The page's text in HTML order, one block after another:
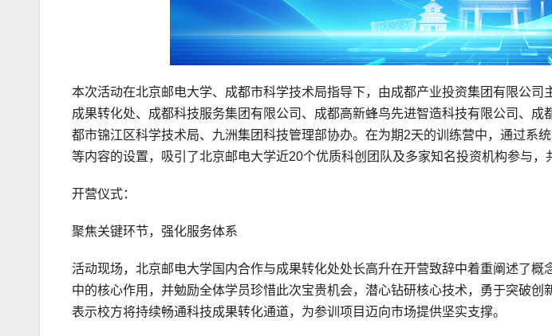
本次活动在北京邮电大学、成都市科学技术局指导下，由成都产业投资集团有限公司
成果转化处、成都科技服务集团有限公司、成都高新蜂鸟先进智造科技有限公司、成
都市锦江区科学技术局、九洲集团科技管理部协办。在为期2天的训练营中，通过系
等内容的设置，吸引了北京邮电大学近20个优质科创团队及多家知名投资机构参与，
开营仪式：
聚焦关键环节，强化服务体系
活动现场，北京邮电大学国内合作与成果转化处处长高升在开营致辞中着重阐述了概
中的核心作用，并勉励全体学员珍惜此次宝贵机会，潜心钻研核心技术，勇于突破创
表示校方将持续畅通科技成果转化通道，为参训项目迈向市场提供坚实支撑。